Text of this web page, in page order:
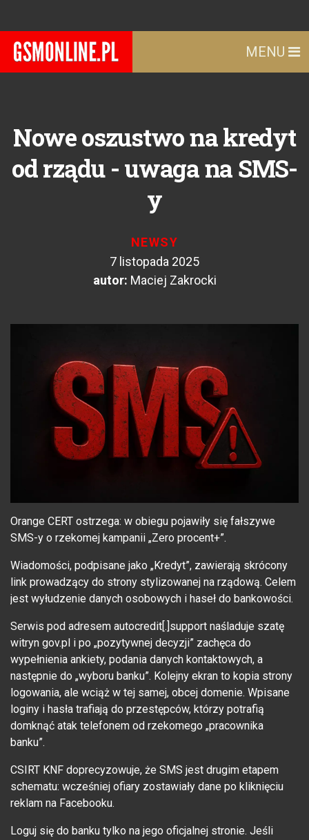
MENU
Nowe oszustwo na kredyt
od rządu - uwaga na SMS-
y
NEWSY
7 listopada 2025
autor: Maciej Zakrocki
Orange CERT ostrzega: w obiegu pojawiły się fałszywe
SMS-y o rzekomej kampanii „Zero procent+”.
Wiadomości, podpisane jako „Kredyt”, zawierają skrócony
link prowadzący do strony stylizowanej na rządową. Celem
jest wyłudzenie danych osobowych i haseł do bankowości.
Serwis pod adresem autocredit[.]support naśladuje szatę
witryn gov.pl i po „pozytywnej decyzji” zachęca do
wypełnienia ankiety, podania danych kontaktowych, a
następnie do „wyboru banku”. Kolejny ekran to kopia strony
logowania, ale wciąż w tej samej, obcej domenie. Wpisane
loginy i hasła trafiają do przestępców, którzy potrafią
domknąć atak telefonem od rzekomego „pracownika
banku”.
CSIRT KNF doprecyzowuje, że SMS jest drugim etapem
schematu: wcześniej ofiary zostawiały dane po kliknięciu
reklam na Facebooku.
Loguj się do banku tylko na jego oficjalnej stronie. Jeśli